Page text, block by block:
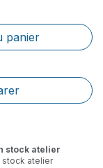
panier
stock atelier
stock atelier